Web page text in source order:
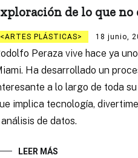
de lo que no
ARTES PLÁSTICAS 18 junio,
Peraza vive hace ya
Ha desarrollado un
a lo largo de toda
implica tecnología,
de datos.
LEER MÁS